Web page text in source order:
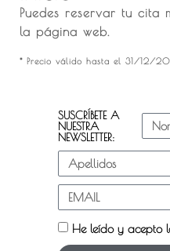
Puedes reservar tu cita
la página web.
* Precio válido hasta el 31/12/
SUSCRÍBETE A
NUESTRA
NEWSLETTER:
He leído y acepto